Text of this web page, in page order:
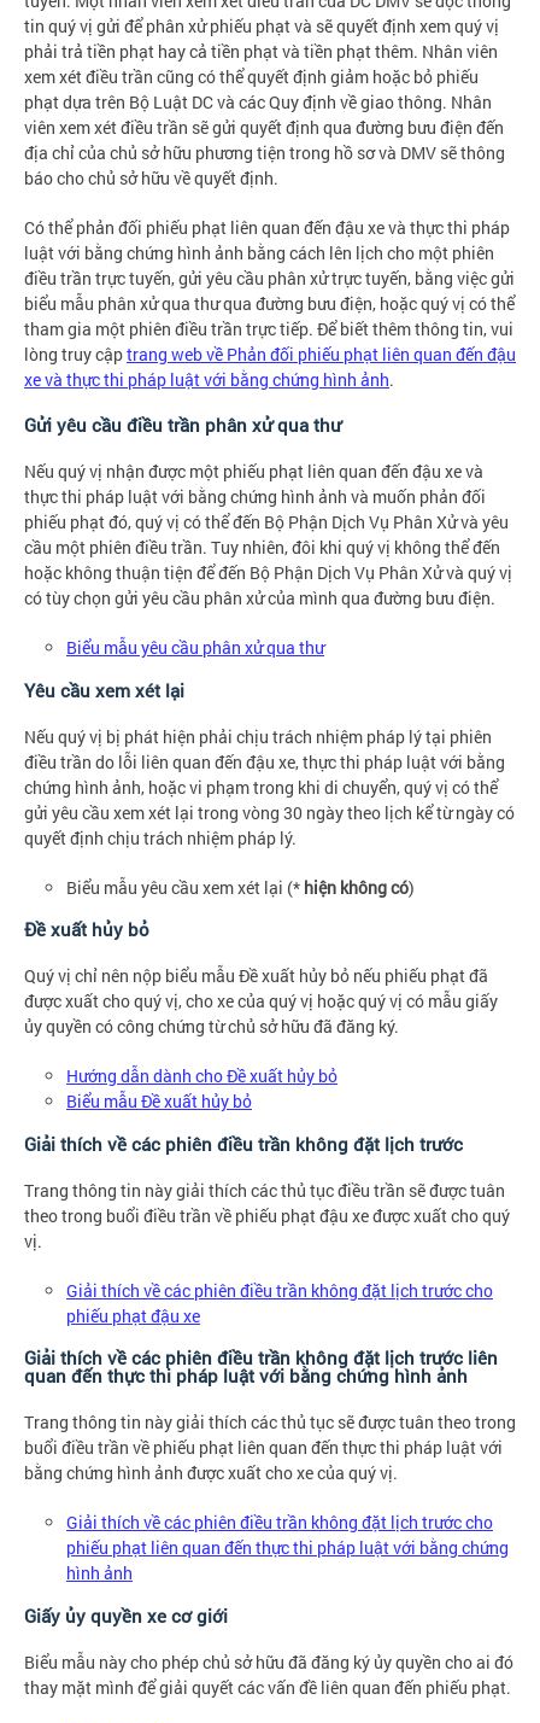
tin quý vị gửi để phân xử phiếu phạt và sẽ quyết định xem quý vị
phải trả tiền phạt hay cả tiền phạt và tiền phạt thêm. Nhân viên
xem xét điều trần cũng có thể quyết định giảm hoặc bỏ phiếu
phạt dựa trên Bộ Luật DC và các Quy định về giao thông. Nhân
viên xem xét điều trần sẽ gửi quyết định qua đường bưu điện đến
địa chỉ của chủ sở hữu phương tiện trong hồ sơ và DMV sẽ thông
báo cho chủ sở hữu về quyết định.
Có thể phản đối phiếu phạt liên quan đến đậu xe và thực thi pháp
luật với bằng chứng hình ảnh bằng cách lên lịch cho một phiên
điều trần trực tuyến, gửi yêu cầu phân xử trực tuyến, bằng việc gửi
biểu mẫu phân xử qua thư qua đường bưu điện, hoặc quý vị có thể
tham gia một phiên điều trần trực tiếp. Để biết thêm thông tin, vui
lòng truy cậptrang web về Phản đối phiếu phạt liên quan đến đậu
xe và thực thi pháp luật với bằng chứng hình ảnh.
Gửi yêu cầu điều trần phân xử qua thư
Nếu quý vị nhận được một phiếu phạt liên quan đến đậu xe và
thực thi pháp luật với bằng chứng hình ảnh và muốn phản đối
phiếu phạt đó, quý vị có thể đến Bộ Phận Dịch Vụ Phân Xử và yêu
cầu một phiên điều trần. Tuy nhiên, đôi khi quý vị không thể đến
hoặc không thuận tiện để đến Bộ Phận Dịch Vụ Phân Xử và quý vị
có tùy chọn gửi yêu cầu phân xử của mình qua đường bưu điện.
Biểu mẫu yêu cầu phân xử qua thư
Yêu cầu xem xét lại
Nếu quý vị bị phát hiện phải chịu trách nhiệm pháp lý tại phiên
điều trần do lỗi liên quan đến đậu xe, thực thi pháp luật với bằng
chứng hình ảnh, hoặc vi phạm trong khi di chuyển, quý vị có thể
gửi yêu cầu xem xét lại trong vòng 30 ngày theo lịch kể từ ngày có
quyết định chịu trách nhiệm pháp lý.
Biểu mẫu yêu cầu xem xét lại (* hiện không có)
Đề xuất hủy bỏ
Quý vị chỉ nên nộp biểu mẫu Đề xuất hủy bỏ nếu phiếu phạt đã
được xuất cho quý vị, cho xe của quý vị hoặc quý vị có mẫu giấy
ủy quyền có công chứng từ chủ sở hữu đã đăng ký.
Hướng dẫn dành cho Đề xuất hủy bỏ
Biểu mẫu Đề xuất hủy bỏ
Giải thích về các phiên điều trần không đặt lịch trước
Trang thông tin này giải thích các thủ tục điều trần sẽ được tuân
theo trong buổi điều trần về phiếu phạt đậu xe được xuất cho quý
vị.
Giải thích về các phiên điều trần không đặt lịch trước cho
phiếu phạt đậu xe
Giải thích về các phiên điều trần không đặt lịch trước liên
quan đến thực thi pháp luật với bằng chứng hình ảnh
Trang thông tin này giải thích các thủ tục sẽ được tuân theo trong
buổi điều trần về phiếu phạt liên quan đến thực thi pháp luật với
bằng chứng hình ảnh được xuất cho xe của quý vị.
Giải thích về các phiên điều trần không đặt lịch trước cho
phiếu phạt liên quan đến thực thi pháp luật với bằng chứng
hình ảnh
Giấy ủy quyền xe cơ giới
Biểu mẫu này cho phép chủ sở hữu đã đăng ký ủy quyền cho ai đó
thay mặt mình để giải quyết các vấn đề liên quan đến phiếu phạt.